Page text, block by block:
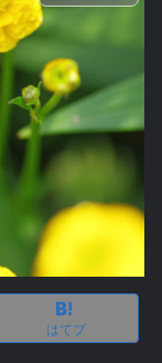
はてブ